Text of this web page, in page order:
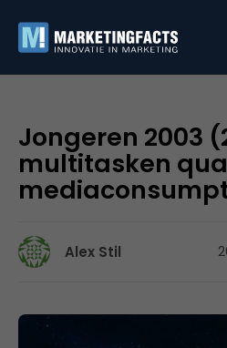
Jongeren 2003
multitasken qua
Alex Stil